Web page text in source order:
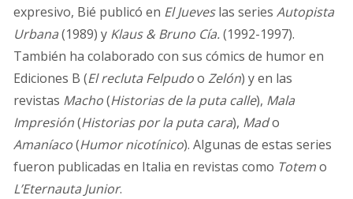
expresivo, Bié publicó en El Jueveslas series Autopista
Urbana(1989) y Klaus & Bruno Cía.(1992-1997).
También ha colaborado con sus cómics de humor en
Ediciones B (El recluta Felpudoo Zelón) y en las
revistas Macho(Historias de la puta calle), Mala
Impresión(Historias por la puta cara), Mado
Amaníaco(Humor nicotínico). Algunas de estas series
fueron publicadas en Italia en revistas como Totemo
L’Eternauta Junior.